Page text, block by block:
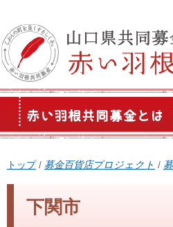
現
在
トップ/ 募金百貨店プロジェクト /
下関市